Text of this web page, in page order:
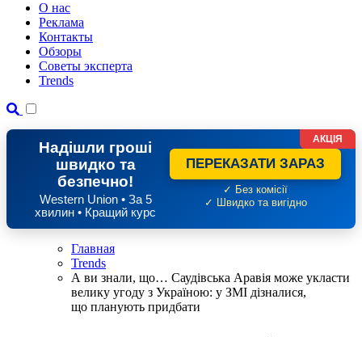
О нас
Реклама
Контакты
Обзоры
Советы эксперта
Trends
Надішли гроші
швидко та
безпечно!
Western Union • За 5
хвилин • Кращий курс
ПЕРЕКАЗАТИ ЗАРАЗ
✓ Без комісії
✓ Швидко та вигідно
АКЦІЯ
Главная
Trends
А ви знали, що… Саудівська Аравія може укласти
велику угоду з Україною: у ЗМІ дізналися,
що планують придбати